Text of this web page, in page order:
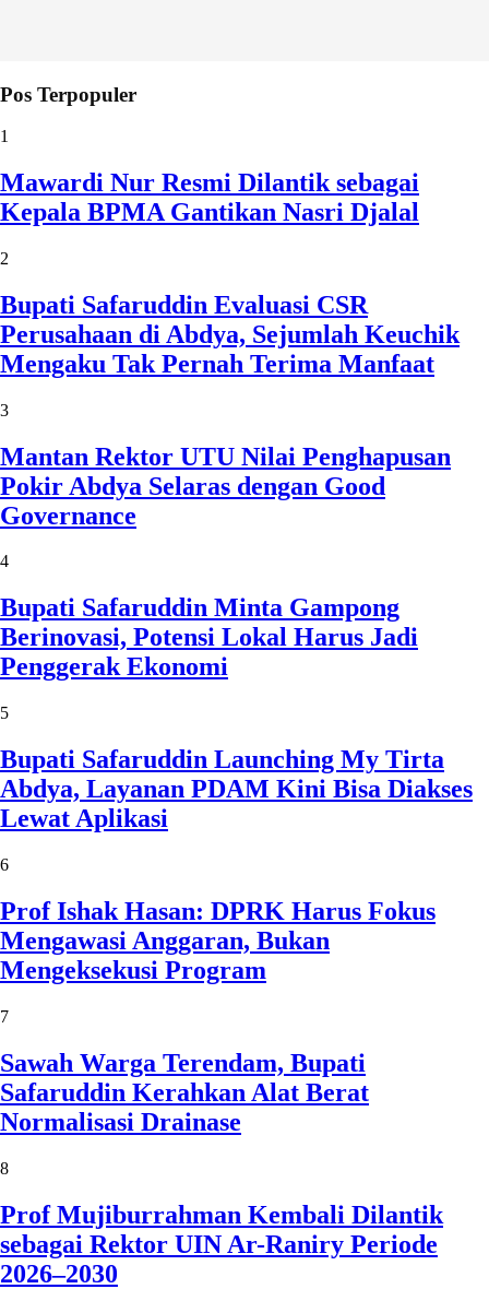
Pos Terpopuler
1
Mawardi Nur Resmi Dilantik sebagai
Kepala BPMA Gantikan Nasri Djalal
2
Bupati Safaruddin Evaluasi CSR
Perusahaan di Abdya, Sejumlah Keuchik
Mengaku Tak Pernah Terima Manfaat
3
Mantan Rektor UTU Nilai Penghapusan
Pokir Abdya Selaras dengan Good
Governance
4
Bupati Safaruddin Minta Gampong
Berinovasi, Potensi Lokal Harus Jadi
Penggerak Ekonomi
5
Bupati Safaruddin Launching My Tirta
Abdya, Layanan PDAM Kini Bisa Diakses
Lewat Aplikasi
6
Prof Ishak Hasan: DPRK Harus Fokus
Mengawasi Anggaran, Bukan
Mengeksekusi Program
7
Sawah Warga Terendam, Bupati
Safaruddin Kerahkan Alat Berat
Normalisasi Drainase
8
Prof Mujiburrahman Kembali Dilantik
sebagai Rektor UIN Ar-Raniry Periode
2026–2030